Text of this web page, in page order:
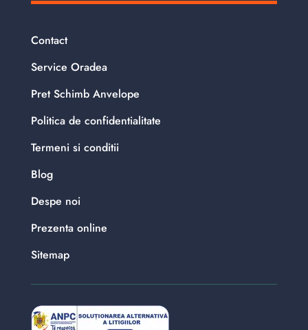
Contact
Service Oradea
Pret Schimb Anvelope
Politica de confidentialitate
Termeni si conditii
Blog
Despe noi
Prezenta online
Sitemap